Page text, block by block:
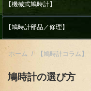
【機械式鳩時計】
【鳩時計部品／修理】
ホーム / 【鳩時計コラム】
鳩時計の選び方